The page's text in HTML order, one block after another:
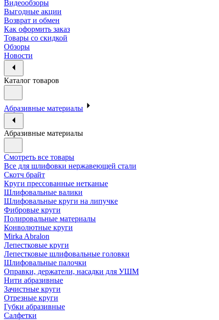
Видеообзоры
Выгодные акции
Возврат и обмен
Как оформить заказ
Товары со скидкой
Обзоры
Новости
Каталог товаров
Абразивные материалы
Абразивные материалы
Смотреть все товары
Все для шлифовки нержавеющей стали
Скотч брайт
Круги прессованные нетканые
Шлифовальные валики
Шлифовальные круги на липучке
Фибровые круги
Полировальные материалы
Конволютные круги
Mirka Abralon
Лепестковые круги
Лепестковые шлифовальные головки
Шлифовальные палочки
Оправки, держатели, насадки для УШМ
Нити абразивные
Зачистные круги
Отрезные круги
Губки абразивные
Салфетки